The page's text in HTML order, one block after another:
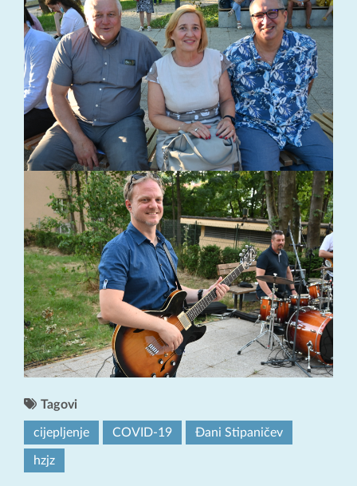
Tagovi
cijepljenje COVID-19 Đani Stipaničev
hzjz